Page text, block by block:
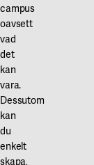
campus
oavsett
vad
det
kan
vara.
Dessutom
kan
du
enkelt
skapa,